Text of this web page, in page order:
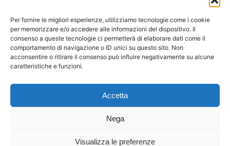
Per fornire le migliori esperienze, utilizziamo tecnologie come i cookie
per memorizzare e/o accedere alle informazioni del dispositivo. Il
consenso a queste tecnologie ci permetterà di elaborare dati come il
comportamento di navigazione o ID unici su questo sito. Non
acconsentire o ritirare il consenso può influire negativamente su alcune
caratteristiche e funzioni.
Accetta
Nega
Visualizza le preferenze
Privacy Policy
Condizioni di vendita
© 2026 Spicy Secrets